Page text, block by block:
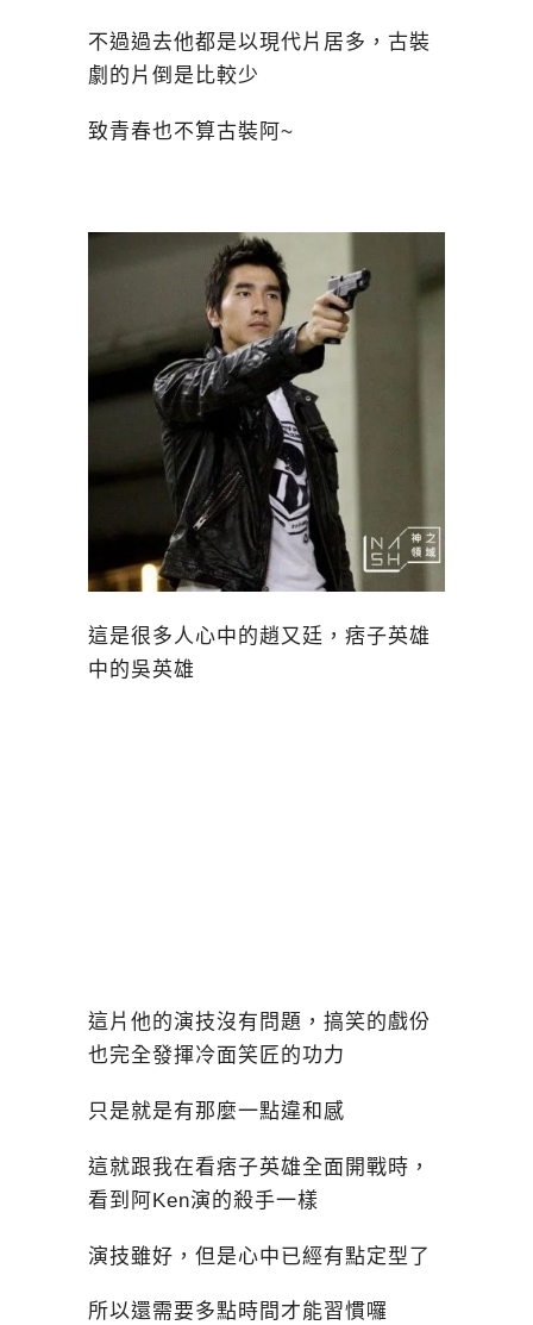
不過過去他都是以現代片居多，古裝
劇的片倒是比較少
致青春也不算古裝阿~
這是很多人心中的趙又廷，痞子英雄
中的吳英雄
這片他的演技沒有問題，搞笑的戲份
也完全發揮冷面笑匠的功力
只是就是有那麼一點違和感
這就跟我在看痞子英雄全面開戰時，
看到阿Ken演的殺手一樣
演技雖好，但是心中已經有點定型了
所以還需要多點時間才能習慣囉